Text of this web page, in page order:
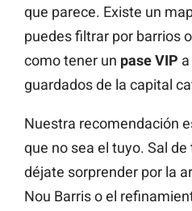
que parece. Existe un
puedes filtrar por barrios
como tener un pase VIP
guardados de la capital
Nuestra recomendación
que no sea el tuyo. Sal
déjate sorprender por la
Nou Barris o el